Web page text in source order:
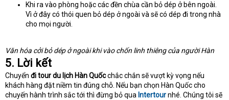
Khi ra vào phòng hoặc các đền chùa cần bỏ dép ở bên ngoài.
Vì ở đây có thói quen bỏ dép ở ngoài và sẽ có dép đi trong nhà
cho mọi người.
Văn hóa cởi bỏ dép ở ngoài khi vào chốn linh thiêng của người Hàn
5. Lời kết
Chuyển đi tour du lịch Hàn Quốcchắc chắn sẽ vượt kỳ vọng nếu
khách hàng đặt niềm tin đúng chỗ. Nếu bạn chọn Hàn Quốc cho
chuyến hành trình sắc tới thì đừng bỏ qua Intertournhé. Chúng tôi sẽ